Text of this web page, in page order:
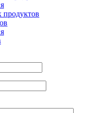
продуктов